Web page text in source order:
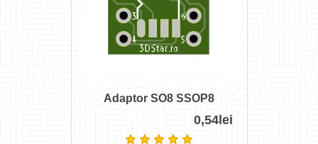
Adaptor SO8 SSOP8
0,54lei